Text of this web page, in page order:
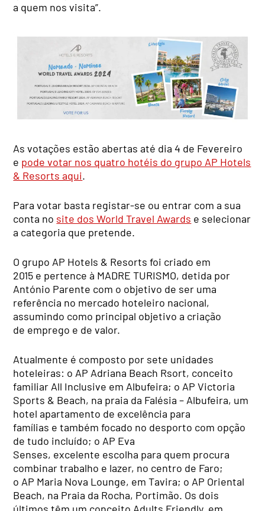
a quem nos visita”.
As votações estão abertas até dia 4 de Fevereiro
e pode votar nos quatro hotéis do grupo AP Hotels
& Resorts aqui.
Para votar basta registar-se ou entrar com a sua
conta no site dos World Travel Awards e selecionar
a categoria que pretende.
O grupo AP Hotels & Resorts foi criado em
2015 e pertence à MADRE TURISMO, detida por
António Parente com o objetivo de ser uma
referência no mercado hoteleiro nacional,
assumindo como principal objetivo a criação
de emprego e de valor.
Atualmente é composto por sete unidades
hoteleiras: o AP Adriana Beach Rsort, conceito
familiar All Inclusive em Albufeira; o AP Victoria
Sports & Beach, na praia da Falésia – Albufeira, um
hotel apartamento de excelência para
famílias e também focado no desporto com opção
de tudo incluído; o AP Eva
Senses, excelente escolha para quem procura
combinar trabalho e lazer, no centro de Faro;
o AP Maria Nova Lounge, em Tavira; o AP Oriental
Beach, na Praia da Rocha, Portimão. Os dois